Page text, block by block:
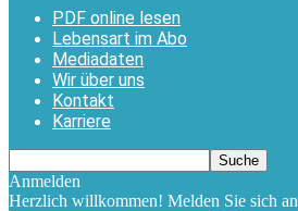
PDF online lesen
Lebensart im Abo
Mediadaten
Wir über uns
Kontakt
Karriere
Anmelden
Herzlich willkommen! Melden Sie sich an